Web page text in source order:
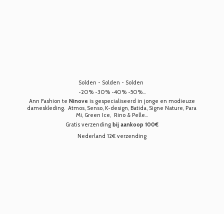
Solden - Solden - Solden
-20% -30% -40% -50%...
Ann Fashion te Ninove is gespecialiseerd in jonge en modieuze
dameskleding. Atmos, Senso, K-design, Batida, Signe Nature, Para
Mi, Green Ice, Rino & Pelle...
Gratis verzending bij aankoop 100€
Nederland 12€ verzending